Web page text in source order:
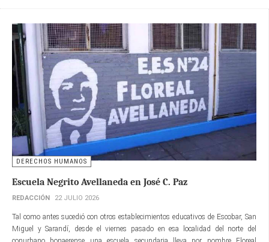
DERECHOS HUMANOS
Escuela Negrito Avellaneda en José C. Paz
REDACCIÓN 22 JULIO 2026
Tal como antes sucedió con otros establecimientos educativos de Escobar, San
Miguel y Sarandí, desde el viernes pasado en esa localidad del norte del